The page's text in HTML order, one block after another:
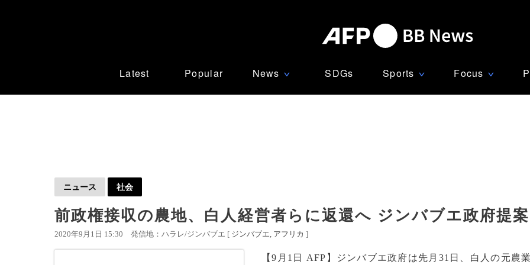
Latest Popular News ∨ SDGs Sports ∨ Focus ∨
ニュース 社会
前政権接収の農地、白人経営者らに返還へ ジンバブエ政府提案
2020年9月1日 15:30 発信地：ハラレ/ジンバブエ [ ジンバブエ アフリカ ]
【9月1日 AFP】ジンバブエ政府は先月31日、白人の元農業